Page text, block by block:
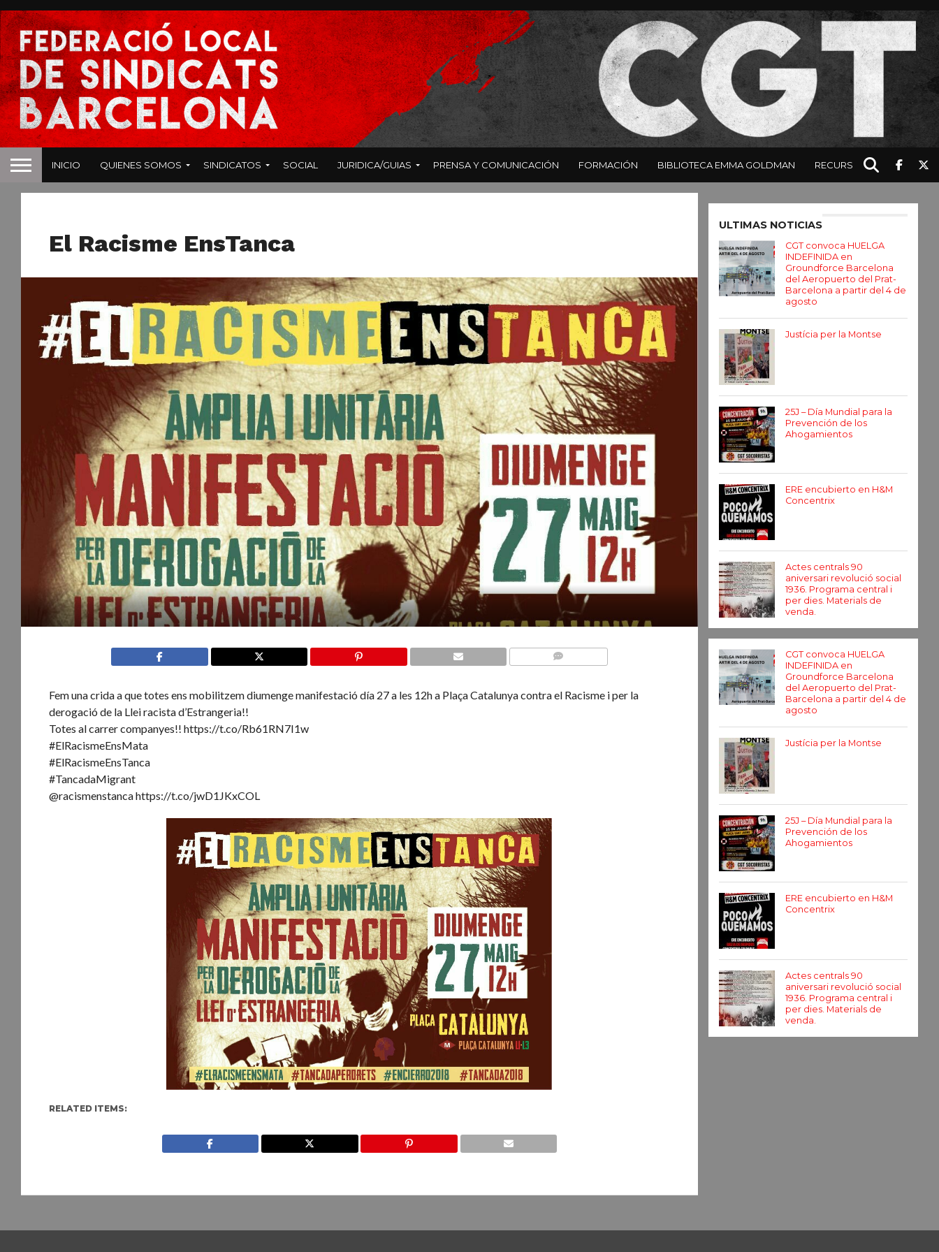
INICIO QUIENES SOMOS SINDICATOS SOCIAL JURIDICA/GUIAS PRENSA Y COMUNICACIÓN FORMACIÓN BIBLIOTECA EMMA GOLDMAN RECURSOS
El Racisme EnsTanca
Fem una crida a que totes ens mobilitzem diumenge manifestació día 27 a les 12h a Plaça Catalunya contra el Racisme i per la
derogació de la Llei racista d’Estrangeria!!
Totes al carrer companyes!! https://t.co/Rb61RN7I1w
#ElRacismeEnsMata
#ElRacismeEnsTanca
#TancadaMigrant
@racismenstanca https://t.co/jwD1JKxCOL
RELATED ITEMS:
ULTIMAS NOTICIAS
CGT convoca HUELGA
INDEFINIDA en
Groundforce Barcelona
del Aeropuerto del Prat-
Barcelona a partir del 4 de
agosto
Justícia per la Montse
25J – Día Mundial para la
Prevención de los
Ahogamientos
ERE encubierto en H&M
Concentrix
Actes centrals 90
aniversari revolució social
1936. Programa central i
per dies. Materials de
venda.
CGT convoca HUELGA
INDEFINIDA en
Groundforce Barcelona
del Aeropuerto del Prat-
Barcelona a partir del 4 de
agosto
Justícia per la Montse
25J – Día Mundial para la
Prevención de los
Ahogamientos
ERE encubierto en H&M
Concentrix
Actes centrals 90
aniversari revolució social
1936. Programa central i
per dies. Materials de
venda.